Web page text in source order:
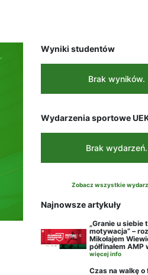
Wyniki studentów
Brak wyników.
Wydarzenia sportowe
Brak wydarzeń.
Zobacz wszystkie
Najnowsze artykuły
„Granie u siebie
motywacja” –
Mikołajem
półfinałem
więcej info
Czas na walkę o